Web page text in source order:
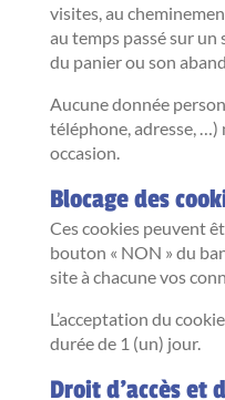
visites, au
au temps passé sur un
du panier ou son
Aucune donnée
téléphone, adresse, …)
occasion.
Blocage des
Ces cookies peuvent
bouton « NON » du
site à chacune vos
L’acceptation du
durée de 1 (un) jour.
Droit d’accès et